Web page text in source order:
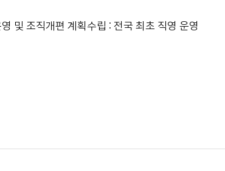
및 조직개편 계획수립 : 전국 최초 직영 운영